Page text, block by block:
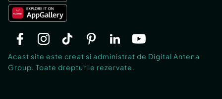
Acest site este creat si administrat de Digital Antena
Group. Toate drepturile rezervate.